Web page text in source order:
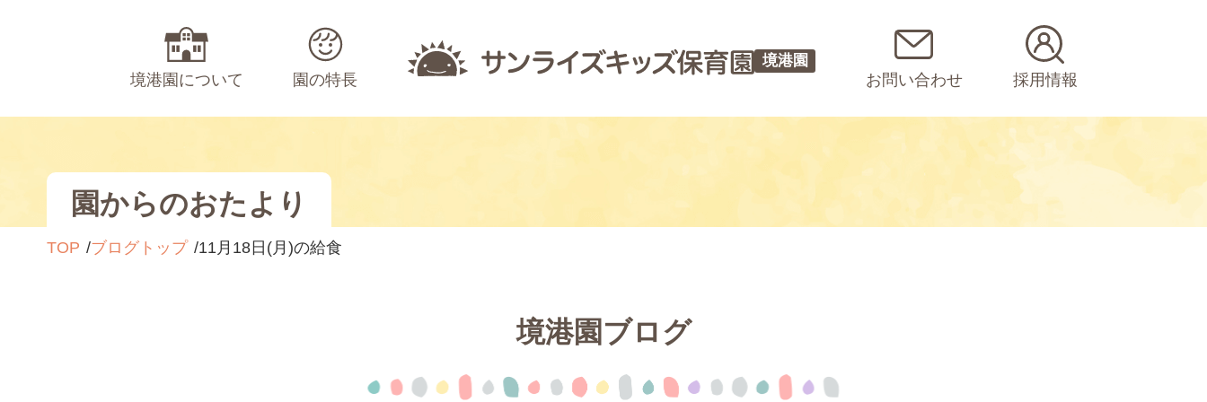
境港園について 園の特長
境港園
お問い合わせ 採用情報
園からのおたより
TOP ブログトップ 11月18日(月)の給食
境港園ブログ